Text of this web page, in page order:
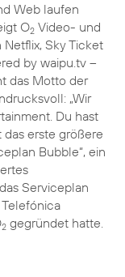
Web laufen
O2Video- und
Sky Ticket
by waipu.tv –
das Motto der
„Wir
Du hast
das erste größere
Bubble“, ein
Serviceplan
2gegründet hatte.